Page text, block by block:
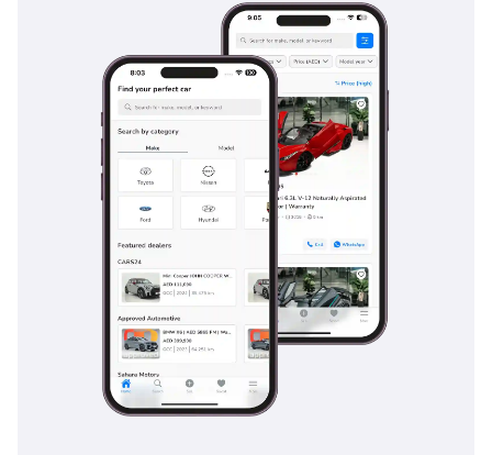
#Toyota79Series
#LandCruiser4x4
#ToyotaPickup #LC79
#Toyota4x4 #Toyota
#ToyotaGCC شركة
السيارات. تتخذ شركة
الكرامة للسيارات من